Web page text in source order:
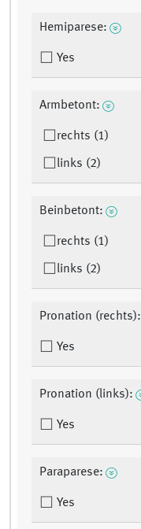
Hemiparese:
Yes
Armbetont:
rechts (1)
links (2)
Beinbetont:
rechts (1)
links (2)
Pronation (rechts):
Yes
Pronation (links):
Yes
Paraparese:
Yes